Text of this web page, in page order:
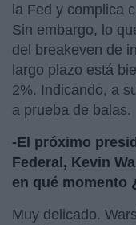
la Fed y complica
Sin embargo, lo
del breakeven de
largo plazo está
2%. Indicando, a
a prueba de balas.
-El próximo
Federal, Kevin
en qué momento
Muy delicado.